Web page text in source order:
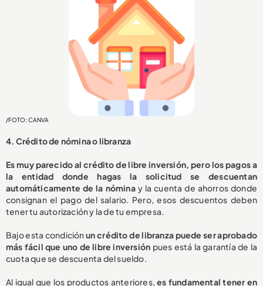
/FOTO: CANVA
4. Crédito de nómina o libranza
Es muy parecido al crédito de libre inversión, pero los pagos a
la entidad donde hagas la solicitud se descuentan
automáticamente de la nóminay la cuenta de ahorros donde
consignan el pago del salario. Pero, esos descuentos deben
tener tu autorización y la de tu empresa.
Bajo esta condiciónun crédito de libranza puede ser aprobado
más fácil que uno de libre inversión pues está la garantía de la
cuota que se descuenta del sueldo.
Al igual que los productos anteriores,es fundamental tener en